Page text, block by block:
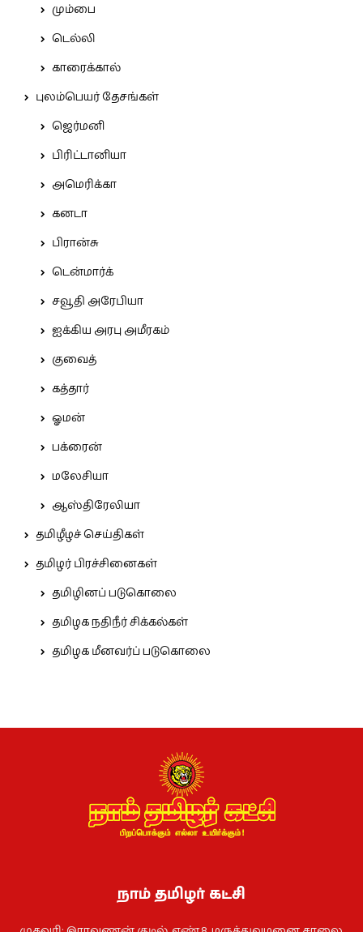
மும்பை
டெல்லி
காரைக்கால்
புலம்பெயர் தேசங்கள்
ஜெர்மனி
பிரிட்டானியா
அமெரிக்கா
கனடா
பிரான்சு
டென்மார்க்
சவூதி அரேபியா
ஐக்கிய அரபு அமீரகம்
குவைத்
கத்தார்
ஓமன்
பக்ரைன்
மலேசியா
ஆஸ்திரேலியா
தமிழீழச் செய்திகள்
தமிழர் பிரச்சினைகள்
தமிழினப் படுகொலை
தமிழக நதிநீர் சிக்கல்கள்
தமிழக மீனவர்ப் படுகொலை
நாம் தமிழர் கட்சி